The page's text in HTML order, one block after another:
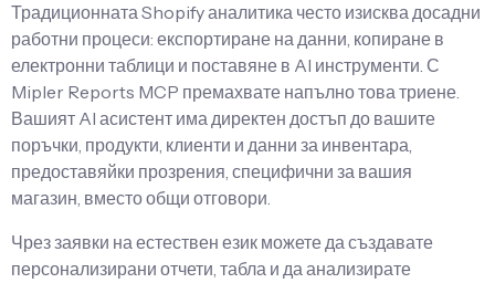
Традиционната Shopify аналитика често изисква досадни
работни процеси: експортиране на данни, копиране в
електронни таблици и поставяне в AI инструменти. С
Mipler Reports MCP премахвате напълно това триене.
Вашият AI асистент има директен достъп до вашите
поръчки, продукти, клиенти и данни за инвентара,
предоставяйки прозрения, специфични за вашия
магазин, вместо общи отговори.
Чрез заявки на естествен език можете да създавате
персонализирани отчети, табла и да анализирате